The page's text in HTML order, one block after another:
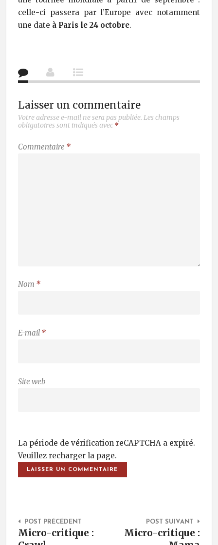
celle-ci passera par l’Europe avec notamment
une date à Paris le 24 octobre.
Laisser un commentaire
Votre adresse e-mail ne sera pas publiée. Les champs
obligatoires sont indiqués avec *
Commentaire *
Nom *
E-mail *
Site web
La période de vérification reCAPTCHA a expiré.
Veuillez recharger la page.
Post Navigation
POST PRÉCÉDENT
Micro-critique :
POST SUIVANT
Micro-critique :